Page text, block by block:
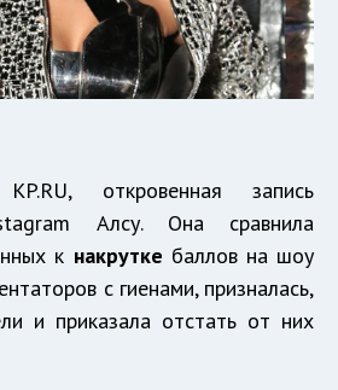
откровенная запись
Алсу. Она сравнила
к накрутке баллов на шоу
с гиенами, призналась,
и приказала отстать от них